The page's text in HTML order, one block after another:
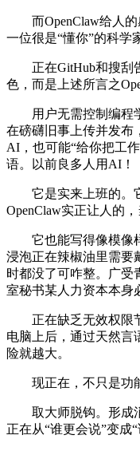
而OpenClaw给人的
一位很是“懂你”的科学
正在GitHub和搜刮告
色，而是上述所言之
用户无需控制编程学
在磅礴旧事上传并发布
AI，也可能“给你把工
语。以前良多人用AI！
它是实来上班的。它
OpenClaw实正让人的
它也能写得像模像样
浸泡正在辣椒油里需要
时都没了可咋整。广受
室秘书某人力资本本身
正在缺乏无效权限节
电脑上后，通过天然言
险就越大。
现正在，不只是功能
取大师脱钩。形成消
正在从“谁更会说”变成“